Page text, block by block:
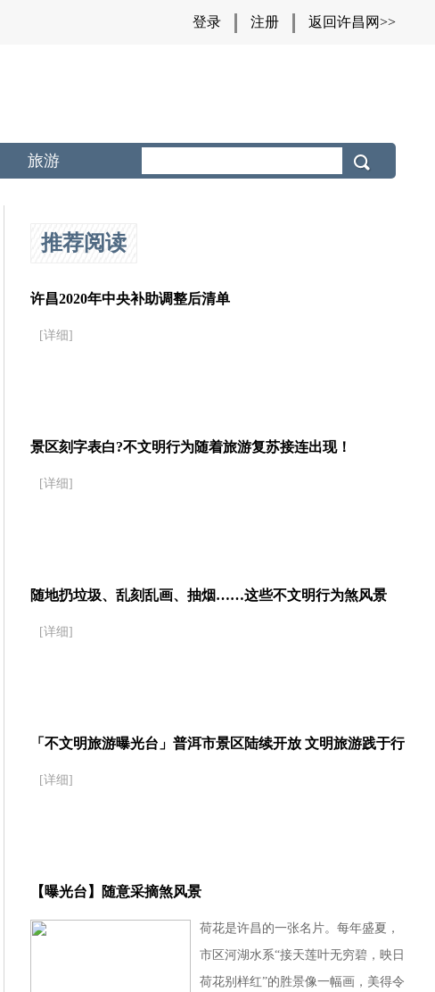
登录 注册 返回许昌网>>
旅游
推荐阅读
许昌2020年中央补助调整后清单
[详细]
景区刻字表白?不文明行为随着旅游复苏接连出现！
[详细]
随地扔垃圾、乱刻乱画、抽烟……这些不文明行为煞风景
[详细]
「不文明旅游曝光台」普洱市景区陆续开放 文明旅游践于行
[详细]
【曝光台】随意采摘煞风景
荷花是许昌的一张名片。每年盛夏，
市区河湖水系“接天莲叶无穷碧，映日
荷花别样红”的胜景像一幅画，美得令